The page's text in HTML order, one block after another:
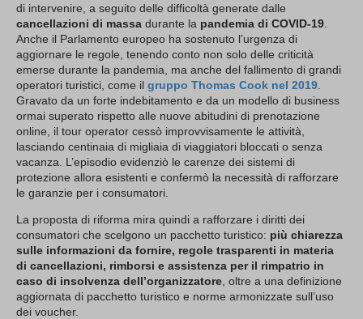
di intervenire, a seguito delle difficoltà generate dalle
cancellazioni di massa durante la pandemia di COVID-19
Anche il Parlamento europeo ha sostenuto l’urgenza di
aggiornare le regole, tenendo conto non solo delle criticità
emerse durante la pandemia, ma anche del fallimento di grandi
operatori turistici, come il gruppo Thomas Cook nel 2019
Gravato da un forte indebitamento e da un modello di business
ormai superato rispetto alle nuove abitudini di prenotazione
online, il tour operator cessò improvvisamente le attività,
lasciando centinaia di migliaia di viaggiatori bloccati o senza
vacanza. L’episodio evidenziò le carenze dei sistemi di
protezione allora esistenti e confermò la necessità di rafforzare
le garanzie per i consumatori.
La proposta di riforma mira quindi a rafforzare i diritti dei
consumatori che scelgono un pacchetto turistico: più chiarezza
sulle informazioni da fornire, regole trasparenti in materia
di cancellazioni, rimborsi e assistenza per il rimpatrio in
caso di insolvenza dell’organizzatore , oltre a una definizione
aggiornata di pacchetto turistico e norme armonizzate sull’uso
dei voucher.